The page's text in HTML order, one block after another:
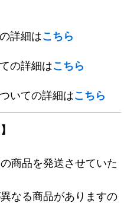
詳細はこちら
の詳細はこちら
いての詳細はこちら
商品を発送させていた
なる商品がありますの